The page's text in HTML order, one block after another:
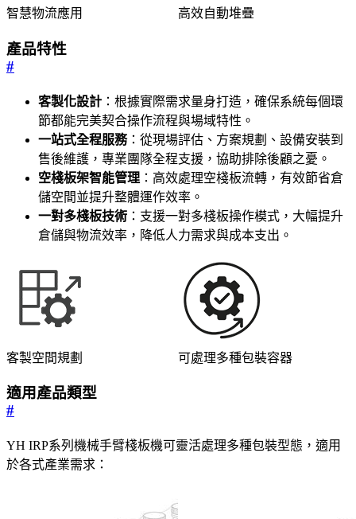
智慧物流應用 高效自動堆疊
產品特性
#
客製化設計 ：根據實際需求量身打造，確保系統每個環
節都能完美契合操作流程與場域特性。
一站式全程服務：從現場評估、方案規劃、設備安裝到
售後維護，專業團隊全程支援，協助排除後顧之憂。
空棧板架智能管理 ：高效處理空棧板流轉，有效節省倉
儲空間並提升整體運作效率。
一對多棧板技術 ：支援一對多棧板操作模式，大幅提升
倉儲與物流效率，降低人力需求與成本支出。
客製空間規劃 可處理多種包裝容器
適用產品類型
#
YH IRP系列機械手臂棧板機可靈活處理多種包裝型態，適用
於各式產業需求：